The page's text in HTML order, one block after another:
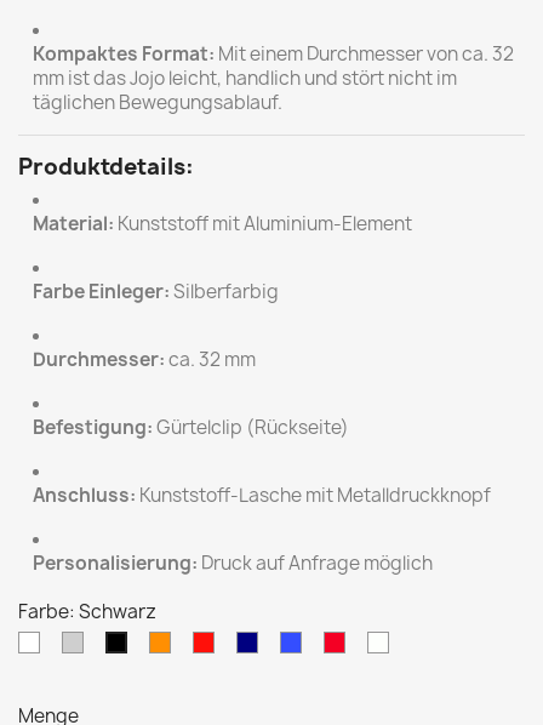
Kompaktes Format: Mit einem Durchmesser von ca. 32
mm ist das Jojo leicht, handlich und stört nicht im
täglichen Bewegungsablauf.
Produktdetails:
Material: Kunststoff mit Aluminium-Element
Farbe Einleger:Silberfarbig
Durchmesser:ca. 32 mm
Befestigung:Gürtelclip (Rückseite)
Anschluss: Kunststoff-Lasche mit Metalldruckknopf
Personalisierung: Druck auf Anfrage möglich
Farbe: Schwarz
Menge